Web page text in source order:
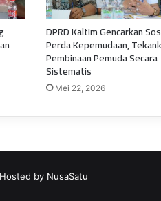
DPRD Kaltim Gencarkan
Perda Kepemudaan,
Pembinaan Pemuda Secara
Sistematis
Mei 22, 2026
by NusaSatu